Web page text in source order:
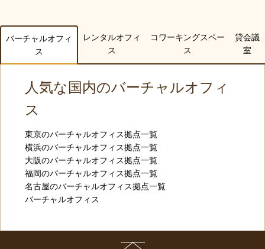
バーチャルオフィ
ス
レンタルオフィ
ス
コワーキングスペー
ス
貸会議
室
人気な国内のバーチャルオフィ
ス
東京のバーチャルオフィス拠点一覧
横浜のバーチャルオフィス拠点一覧
大阪のバーチャルオフィス拠点一覧
福岡のバーチャルオフィス拠点一覧
名古屋のバーチャルオフィス拠点一覧
バーチャルオフィス